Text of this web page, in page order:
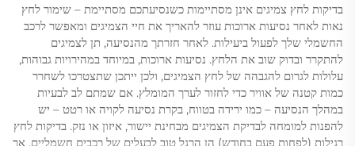
בדיקות לחץ צמיגים אינן מסתיימות כשנסיעתכם מסתיימת – שימור לחץ
נאות לאחר נסיעות ארוכות עוזר להאריך את חיי הצמיגים ומאפשר לרכב
החשמלי שלך לפעול ביעילות. לאחר חזרתך מהנסיעה, תן לצמיגים
להתקרר ובדוק שוב את הלחץ. נסיעות ארוכות, במיוחד במהירויות גבוהות,
עלולות לגרום להגבהה של לחץ הצמיגים, ולכן ייתכן שתצטרכו לשחרר
כמות קטנה של אוויר כדי לחזור לערך המומלץ. אם שמתם לב לבעיות
במהלך הנסיעה – כמו ירידה בטווח, בקרת נסיעה לקויה או רטט – יש
להפנות למומחה לבדיקת הצמיגים מבחינת יישור, איזון או נזק. בדיקות לחץ
רגילות (לפחות פעם בחודש) הן הרגל טוב לבעלים של רכבים חשמליים, אך